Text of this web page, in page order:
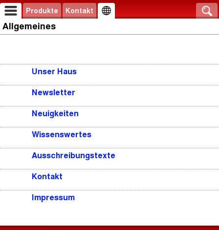
Produkte Kontakt
Allgemeines
Unser Haus
Newsletter
Neuigkeiten
Wissenswertes
Ausschreibungstexte
Kontakt
Impressum